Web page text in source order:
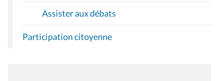
Assister aux débats
Participation citoyenne